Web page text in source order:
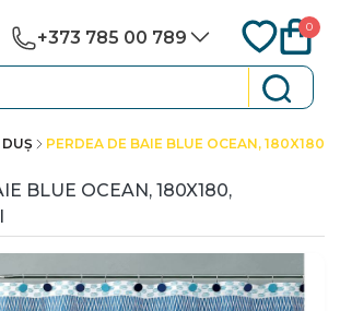
+373 785 00 789
0
PERDEA DE BAIE BLUE OCEAN, 180X180,
BLUE OCEAN, 180X180,